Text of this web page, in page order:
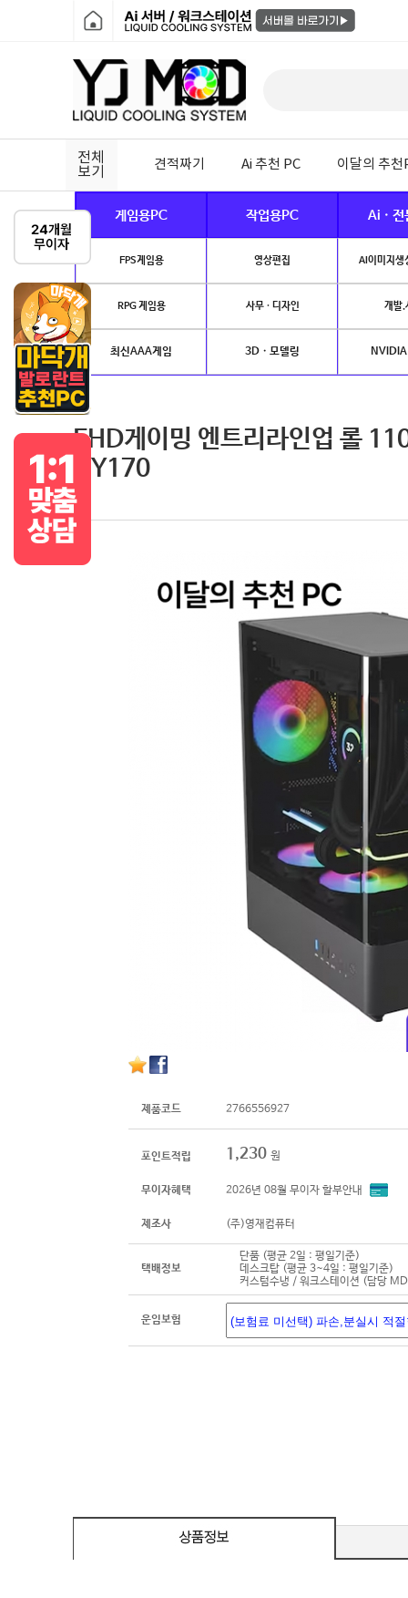
전체
보기
견적짜기 Ai 추천 PC 이달의 추천
게임용PC 작업용PC Ai · 전
FPS게임용 영상편집 AI이미지생
RPG 게임용 사무 · 디자인 개발.
최신AAA게임 3D · 모델링
FHD게이밍 엔트리라인업 롤
GY170
제품코드 2766556927
포인트적립 1,230 원
무이자혜택 2026년 08월 무이자 할부안내
제조사 (주)영재컴퓨터
택배정보
단품 (평균 2일 : 평일기준)
데스크탑 (평균 3~4일 : 평일기준)
커스텀수냉 / 워크스테이션 (담당
운임보험